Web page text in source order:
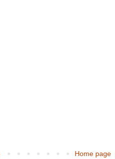
Home page